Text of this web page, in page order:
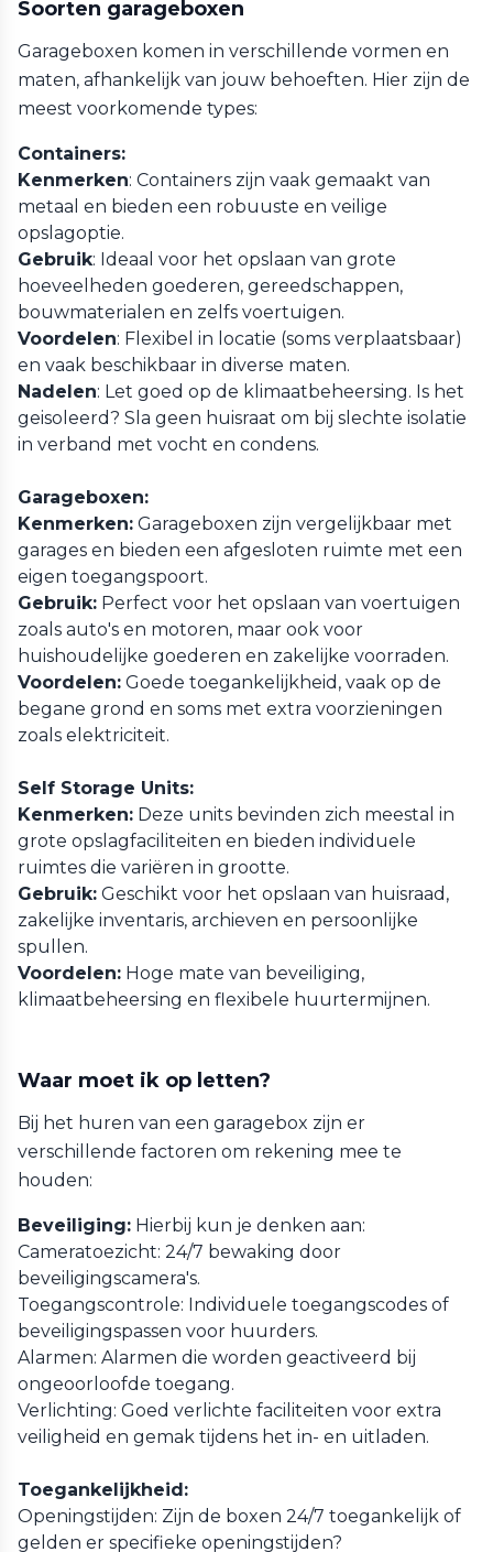
Soorten garageboxen
Garageboxen komen in verschillende vormen en
maten, afhankelijk van jouw behoeften. Hier zijn de
meest voorkomende types:
Containers:
Kenmerken: Containers zijn vaak gemaakt van
metaal en bieden een robuuste en veilige
opslagoptie.
Gebruik: Ideaal voor het opslaan van grote
hoeveelheden goederen, gereedschappen,
bouwmaterialen en zelfs voertuigen.
Voordelen: Flexibel in locatie (soms verplaatsbaar)
en vaak beschikbaar in diverse maten.
Nadelen: Let goed op de klimaatbeheersing. Is het
geisoleerd? Sla geen huisraat om bij slechte isolatie
in verband met vocht en condens.
Garageboxen:
Kenmerken: Garageboxen zijn vergelijkbaar met
garages en bieden een afgesloten ruimte met een
eigen toegangspoort.
Gebruik: Perfect voor het opslaan van voertuigen
zoals auto's en motoren, maar ook voor
huishoudelijke goederen en zakelijke voorraden.
Voordelen: Goede toegankelijkheid, vaak op de
begane grond en soms met extra voorzieningen
zoals elektriciteit.
Self Storage Units:
Kenmerken: Deze units bevinden zich meestal in
grote opslagfaciliteiten en bieden individuele
ruimtes die variëren in grootte.
Gebruik: Geschikt voor het opslaan van huisraad,
zakelijke inventaris, archieven en persoonlijke
spullen.
Voordelen: Hoge mate van beveiliging,
klimaatbeheersing en flexibele huurtermijnen.
Waar moet ik op letten?
Bij het huren van een garagebox zijn er
verschillende factoren om rekening mee te
houden:
Beveiliging: Hierbij kun je denken aan:
Cameratoezicht: 24/7 bewaking door
beveiligingscamera's.
Toegangscontrole: Individuele toegangscodes of
beveiligingspassen voor huurders.
Alarmen: Alarmen die worden geactiveerd bij
ongeoorloofde toegang.
Verlichting: Goed verlichte faciliteiten voor extra
veiligheid en gemak tijdens het in- en uitladen.
Toegankelijkheid:
Openingstijden: Zijn de boxen 24/7 toegankelijk of
gelden er specifieke openingstijden?